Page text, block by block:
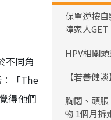
不同角
「The
得他們
保單逆按
障家人GET
HPV相關
【若善健
胸悶、頭
物 1個月拆